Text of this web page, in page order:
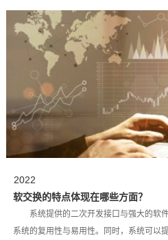
2022
软交换的特点体现在哪些方面？
系统提供的二次开发接口与强大的软件
系统的复用性与易用性。同时，系统可以